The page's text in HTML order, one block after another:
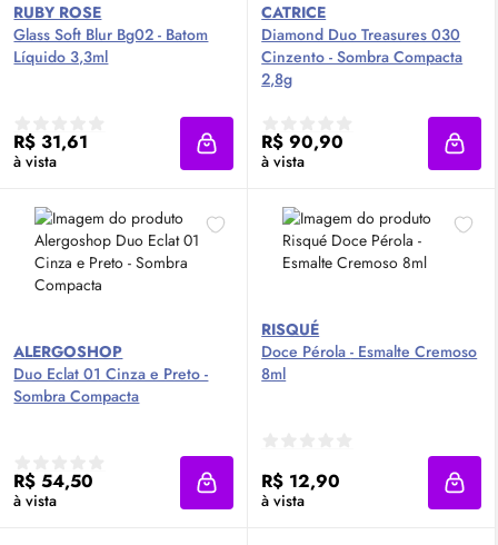
RUBY ROSE
Glass Soft Blur Bg02 - Batom
Líquido 3,3ml
R$ 31,61
à vista Adicionar à sacola
CATRICE
Diamond Duo Treasures 030
Cinzento - Sombra Compacta
2,8g
R$ 90,90
à vista
ALERGOSHOP
Duo Eclat 01 Cinza e Preto -
Sombra Compacta
R$ 54,50
à vista Adicionar à sacola
RISQUÉ
Doce Pérola - Esmalte Cremoso
8ml
R$ 12,90
à vista